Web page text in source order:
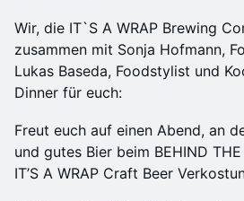
Wir, die IT`S A WRAP Brewing
zusammen mit Sonja Hofmann,
Lukas Baseda, Foodstylist und
Dinner für euch:
Freut euch auf einen Abend, an
und gutes Bier beim BEHIND
IT’S A WRAP Craft Beer